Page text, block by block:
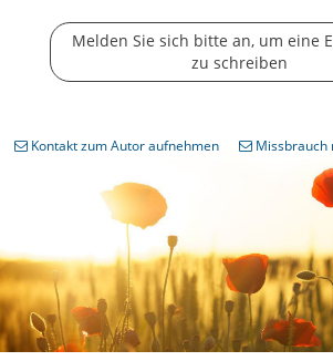
Melden Sie sich bitte an, um eine
zu schreiben
Kontakt zum Autor aufnehmen Missbrauch